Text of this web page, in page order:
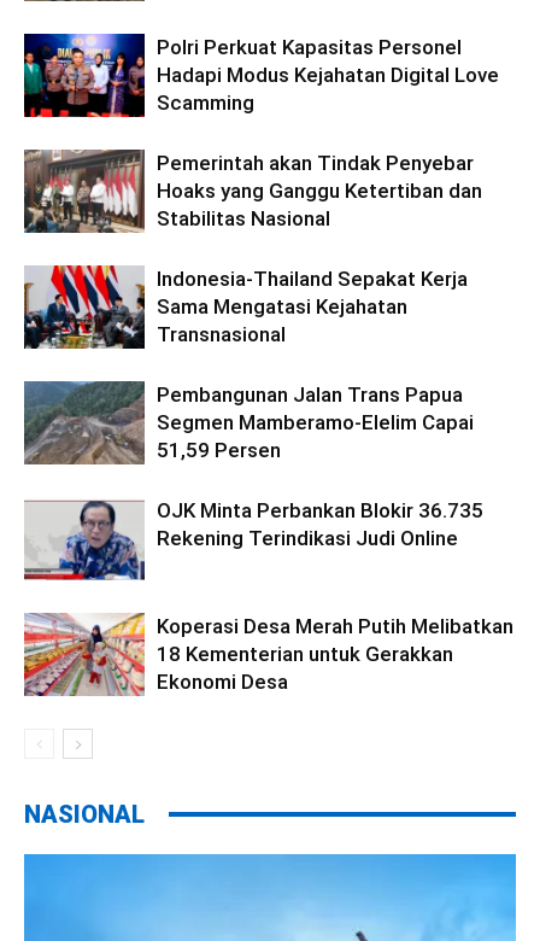
Polri Perkuat Kapasitas Personel
Hadapi Modus Kejahatan Digital Love
Scamming
Pemerintah akan Tindak Penyebar
Hoaks yang Ganggu Ketertiban dan
Stabilitas Nasional
Indonesia-Thailand Sepakat Kerja
Sama Mengatasi Kejahatan
Transnasional
Pembangunan Jalan Trans Papua
Segmen Mamberamo-Elelim Capai
51,59 Persen
OJK Minta Perbankan Blokir 36.735
Rekening Terindikasi Judi Online
Koperasi Desa Merah Putih Melibatkan
18 Kementerian untuk Gerakkan
Ekonomi Desa
NASIONAL